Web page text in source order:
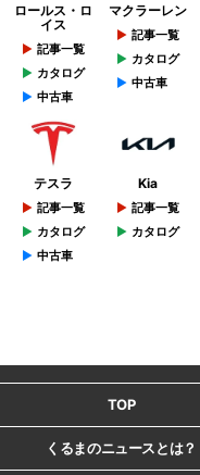
ロールス・ロ
イス
記事一覧
カタログ
中古車
マクラーレン
記事一覧
カタログ
中古車
テスラ
記事一覧
カタログ
中古車
Kia
記事一覧
カタログ
TOP
くるまのニュースとは？